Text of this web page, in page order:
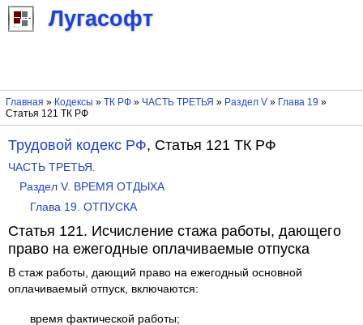
Лугасофт
Главная » Кодексы » ТК РФ» ЧАСТЬ ТРЕТЬЯ » Раздел V» Глава 19 »
Статья 121 ТК РФ
Трудовой кодекс РФ, Статья 121 ТК РФ
ЧАСТЬ ТРЕТЬЯ.
Раздел V. ВРЕМЯ ОТДЫХА
Глава 19. ОТПУСКА
Статья 121. Исчисление стажа работы, дающего
право на ежегодные оплачиваемые отпуска
В стаж работы, дающий право на ежегодный основной
оплачиваемый отпуск, включаются:
время фактической работы;